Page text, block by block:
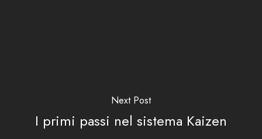
Next Post
I primi passi nel sistema Kaizen